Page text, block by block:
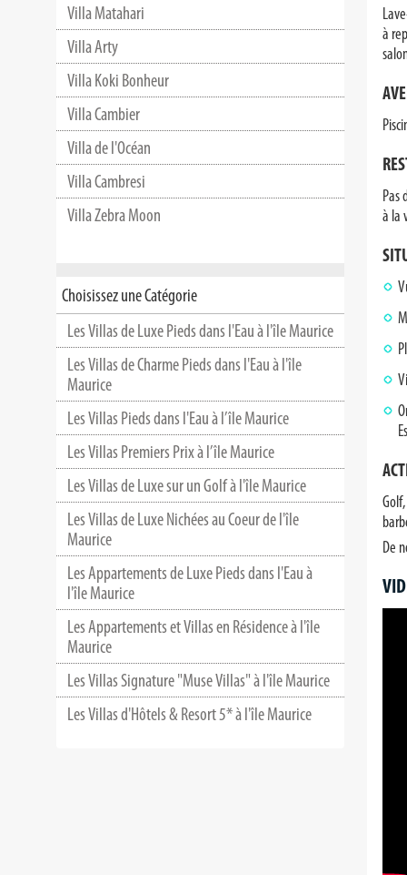
Villa Matahari
Villa Arty
Villa Koki Bonheur
Villa Cambier
Villa de l'Océan
Villa Cambresi
Villa Zebra Moon
Choisissez une Catégorie
Les Villas de Luxe Pieds dans l'Eau à l'île Maurice
Les Villas de Charme Pieds dans l'Eau à l'île
Maurice
Les Villas Pieds dans l'Eau à l’île Maurice
Les Villas Premiers Prix à l’île Maurice
Les Villas de Luxe sur un Golf à l'île Maurice
Les Villas de Luxe Nichées au Coeur de l'île
Maurice
Les Appartements de Luxe Pieds dans l'Eau à
l'île Maurice
Les Appartements et Villas en Résidence à l'île
Maurice
Les Villas Signature "Muse Villas" à l'île Maurice
Les Villas d'Hôtels & Resort 5* à l'île Maurice
à
Pas
à la
De